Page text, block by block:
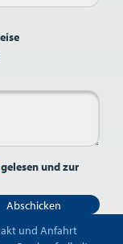
und zur
Abschicken
und Anfahrt